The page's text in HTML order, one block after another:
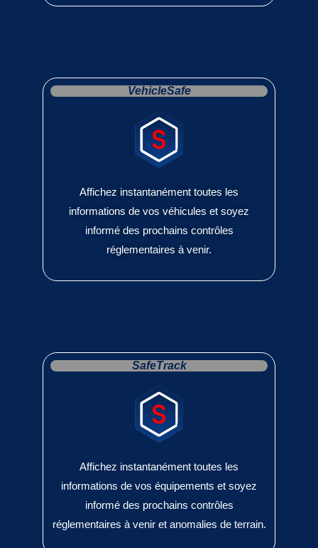
VehicleSafe
Affichez instantanément toutes les
informations de vos véhicules et soyez
informé des prochains contrôles
réglementaires à venir.
SafeTrack
Affichez instantanément toutes les
informations de vos équipements et soyez
informé des prochains contrôles
réglementaires à venir et anomalies de terrain.